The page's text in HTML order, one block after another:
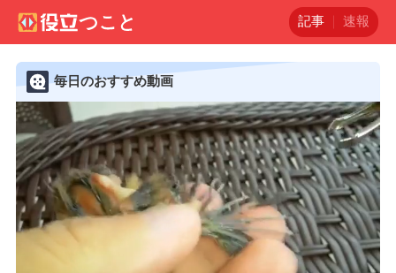
記事 速報
毎日のおすすめ動画